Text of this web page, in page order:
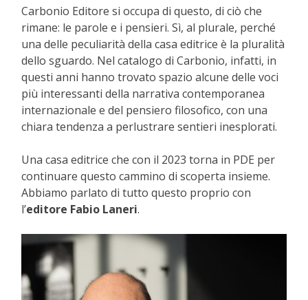
Carbonio Editore si occupa di questo, di ciò che
rimane: le parole e i pensieri. Sì, al plurale, perché
una delle peculiarità della casa editrice è la pluralità
dello sguardo. Nel catalogo di Carbonio, infatti, in
questi anni hanno trovato spazio alcune delle voci
più interessanti della narrativa contemporanea
internazionale e del pensiero filosofico, con una
chiara tendenza a perlustrare sentieri inesplorati.
Una casa editrice che con il 2023 torna in PDE per
continuare questo cammino di scoperta insieme.
Abbiamo parlato di tutto questo proprio con
l’editore Fabio Laneri.